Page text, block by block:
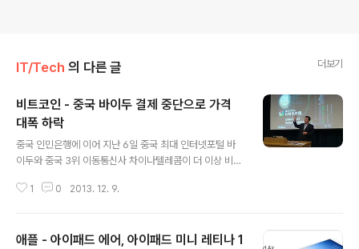
IT/Tech 의 다른 글 더보기
비트코인 - 중국 바이두 결제 중단으로 가격
대폭 하락
중국 인민은행에 이어 지난 6일 중국 최대 인터넷포털 바
이두와 중국 3위 이동통신사 차이나텔레콤이 더 이상 비트
코인의 거래가격이 500달러선으로 폭락하였습니다. 이들
해 화폐로서 안전성에 심각한 문제가 있다고 판단한 때문
1 0 2013. 12. 9.
애플 - 아이패드 에어, 아이패드 미니 레티나 1